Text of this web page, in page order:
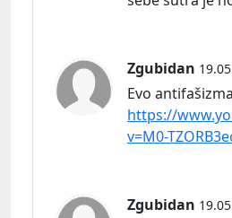
Zgubidan
Evo
https://
v=M0-
Zgubidan